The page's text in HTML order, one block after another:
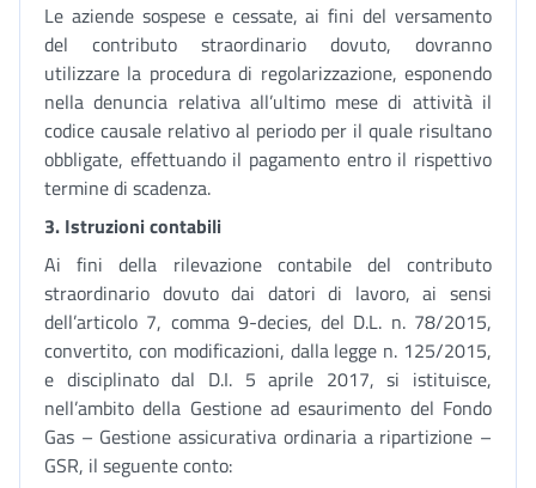
Le aziende sospese e cessate, ai fini del versamento
del contributo straordinario dovuto, dovranno
utilizzare la procedura di regolarizzazione, esponendo
nella denuncia relativa all’ultimo mese di attività il
codice causale relativo al periodo per il quale risultano
obbligate, effettuando il pagamento entro il rispettivo
termine di scadenza.
3. Istruzioni contabili
Ai fini della rilevazione contabile del contributo
straordinario dovuto dai datori di lavoro, ai sensi
dell’articolo 7, comma 9-decies, del D.L. n. 78/2015,
convertito, con modificazioni, dalla legge n. 125/2015,
e disciplinato dal D.I. 5 aprile 2017, si istituisce,
nell’ambito della Gestione ad esaurimento del Fondo
Gas – Gestione assicurativa ordinaria a ripartizione –
GSR, il seguente conto: